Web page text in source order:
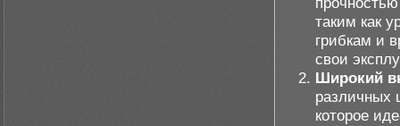
таким как
грибкам и
свои
Широкий
различных
которое